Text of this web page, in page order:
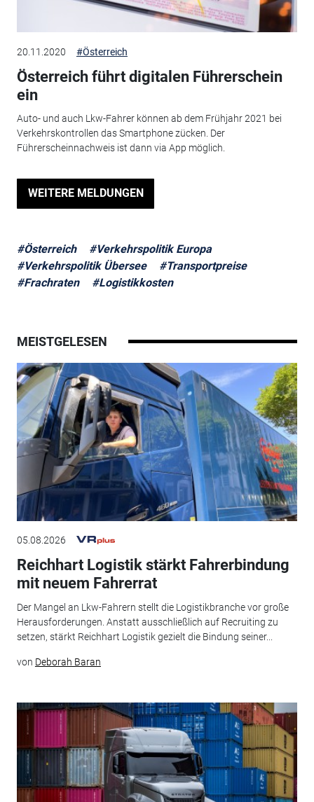
20.11.2020 #Österreich
Österreich führt digitalen Führerschein
ein
Auto- und auch Lkw-Fahrer können ab dem Frühjahr 2021 bei
Verkehrskontrollen das Smartphone zücken. Der
Führerscheinnachweis ist dann via App möglich.
WEITERE MELDUNGEN
#Österreich
#Verkehrspolitik Europa
#Verkehrspolitik Übersee
#Transportpreise
#Frachraten
#Logistikkosten
MEISTGELESEN
05.08.2026
Reichhart Logistik stärkt Fahrerbindung
mit neuem Fahrerrat
Der Mangel an Lkw-Fahrern stellt die Logistikbranche vor große
Herausforderungen. Anstatt ausschließlich auf Recruiting zu
setzen, stärkt Reichhart Logistik gezielt die Bindung seiner...
von Deborah Baran